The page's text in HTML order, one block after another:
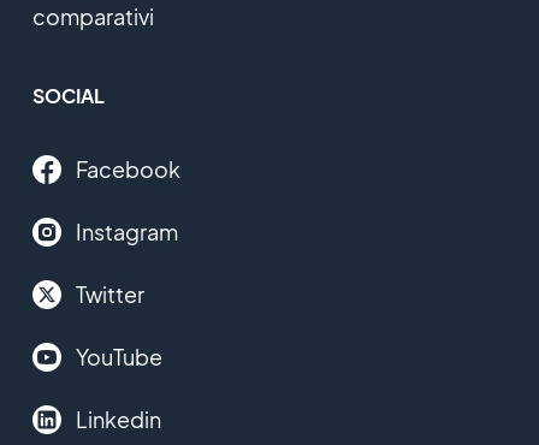
comparativi
SOCIAL
Facebook
Instagram
Twitter
YouTube
Linkedin